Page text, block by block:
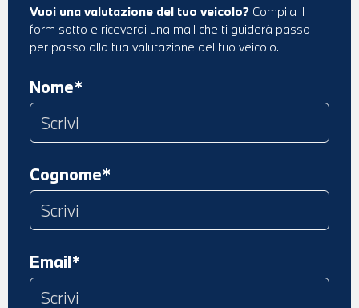
Vuoi una valutazione del tuo veicolo? Compila il
form sotto e riceverai una mail che ti guiderà passo
per passo alla tua valutazione del tuo veicolo.
Nome*
Cognome*
Email*